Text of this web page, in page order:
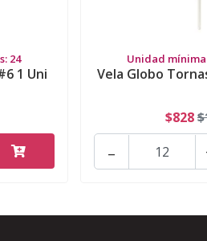
24
1 Uni
Unidad
Vela Globo
$828
-